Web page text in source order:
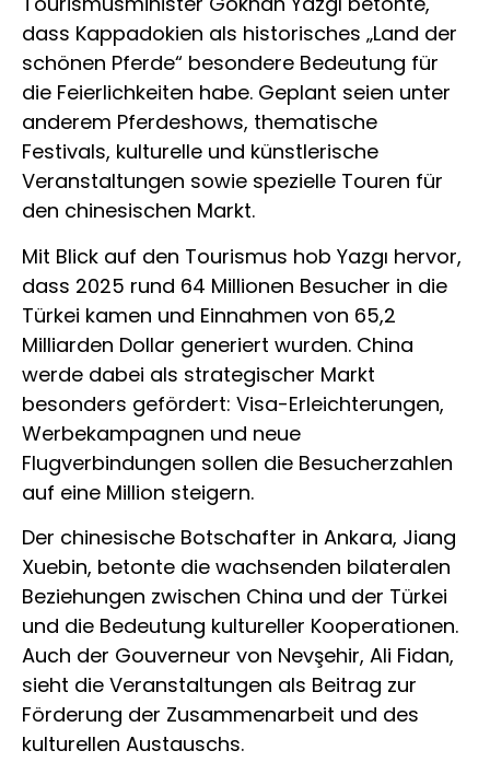
dass Kappadokien als historisches „Land der
schönen Pferde“ besondere Bedeutung für
die Feierlichkeiten habe. Geplant seien unter
anderem Pferdeshows, thematische
Festivals, kulturelle und künstlerische
Veranstaltungen sowie spezielle Touren für
den chinesischen Markt.
Mit Blick auf den Tourismus hob Yazgı hervor,
dass 2025 rund 64 Millionen Besucher in die
Türkei kamen und Einnahmen von 65,2
Milliarden Dollar generiert wurden. China
werde dabei als strategischer Markt
besonders gefördert: Visa-Erleichterungen,
Werbekampagnen und neue
Flugverbindungen sollen die Besucherzahlen
auf eine Million steigern.
Der chinesische Botschafter in Ankara, Jiang
Xuebin, betonte die wachsenden bilateralen
Beziehungen zwischen China und der Türkei
und die Bedeutung kultureller Kooperationen.
Auch der Gouverneur von Nevşehir, Ali Fidan,
sieht die Veranstaltungen als Beitrag zur
Förderung der Zusammenarbeit und des
kulturellen Austauschs.